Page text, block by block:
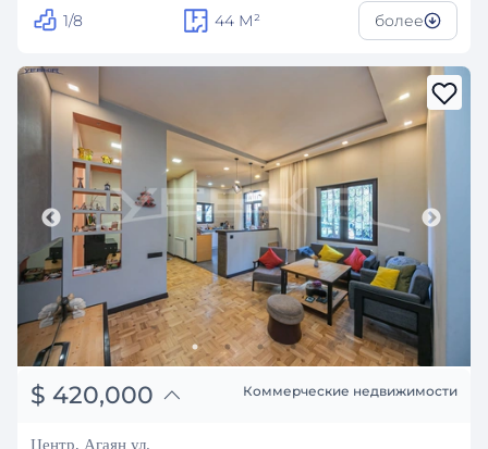
1/8 44 М² более
$ 420,000
֏ 163,800,000
Коммерческие недвижимости
Центр, Агаян ул.